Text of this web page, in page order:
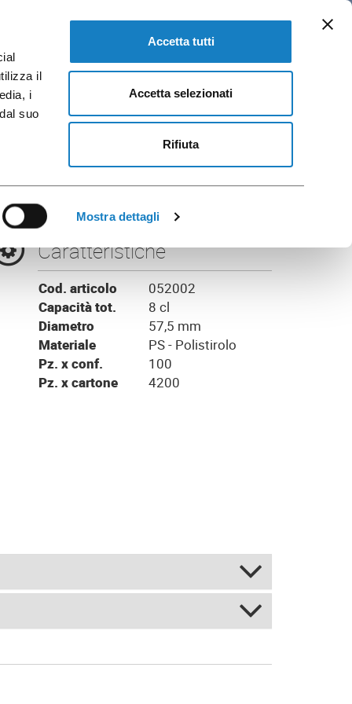
il
i
suo
Mostra dettagli
Accetta tutti
Accetta selezionati
Rifiuta
IT
Caratteristiche
Cod. articolo
052002
Capacità tot.
8 cl
Diametro
57,5 mm
Materiale
PS - Polistirolo
Pz. x conf.
100
Pz. x cartone
4200